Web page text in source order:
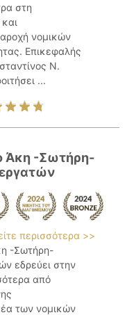
στη
νομικών
Επικεφαλής
Ν.
...
Άκη -Σωτήρη-
περισσότερα >>
-Σωτήρη-
εδρεύει στην
από
των νομικών